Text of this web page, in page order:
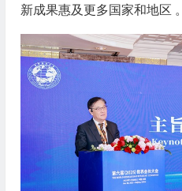
新成果惠及更多国家和地区 。